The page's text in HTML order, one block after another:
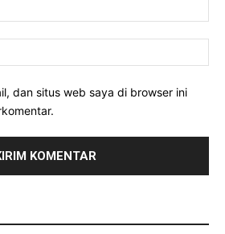
dan situs web saya di browser ini